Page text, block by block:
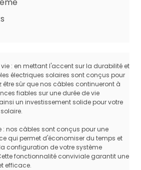
vie : en mettant l'accent sur la durabilité et
électriques solaires sont conçus pour
être sûr que nos câbles continueront à
fiables sur une durée de vie
un investissement solide pour votre
: nos câbles sont conçus pour une
qui permet d'économiser du temps et
configuration de votre système
fonctionnalité conviviale garantit une
efficace.